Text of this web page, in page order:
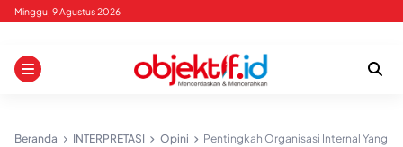
Skip
content
Minggu, 9 Agustus 2026
Beranda INTERPRETASI Opini
Pentingkah Organisasi Internal Yang